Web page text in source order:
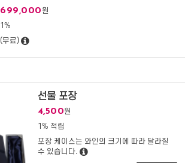
699,000 원
1%
(무료)
선물 포장
4,500원
1% 적립
포장 케이스는 와인의 크기에 따라 달라질
수 있습니다.